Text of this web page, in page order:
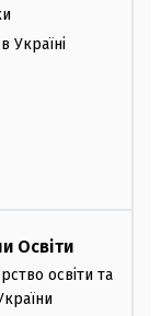
Україні
Освіти
освіти та